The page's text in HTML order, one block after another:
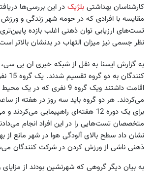
کارشناسان بهداشتی بلژیک در این بررسی‌ها
مقایسه با افرادی که در حومه شهر زندگی و
تست‌های ارزیابی توان ذهنی اغلب بازده
نظر جسمی نیز میزان التهاب در بدنشان بالاتر
به گزارش ایسنا به نقل از شبکه خبری ان بی
اقامت داشتند ویک گروه 9 نفری که
برای یک دوره 12 هفته‌ای راهپیمایی
متخصصان تست‌هایی را در این افراد انجام
نشان داد سطح بالای آلودگی هوا در شهر مانع از
ذهنی ناشی از ورزش کردن در شرکت کنندگان
به بیان دیگر گروهی که شهرنشین بودند از